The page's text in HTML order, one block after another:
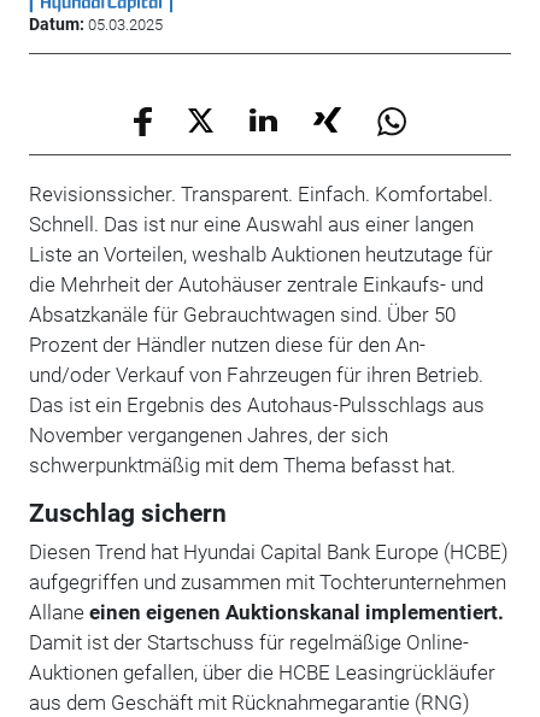
Datum: 05.03.2025
Revisionssicher. Transparent. Einfach. Komfortabel.
Schnell. Das ist nur eine Auswahl aus einer langen
Liste an Vorteilen, weshalb Auktionen heutzutage für
die Mehrheit der Autohäuser zentrale Einkaufs- und
Absatzkanäle für Gebrauchtwagen sind. Über 50
Prozent der Händler nutzen diese für den An-
und/oder Verkauf von Fahrzeugen für ihren Betrieb.
Das ist ein Ergebnis des Autohaus-Pulsschlags aus
November vergangenen Jahres, der sich
schwerpunktmäßig mit dem Thema befasst hat.
Zuschlag sichern
Diesen Trend hat Hyundai Capital Bank Europe (HCBE)
aufgegriffen und zusammen mit Tochterunternehmen
Allane einen eigenen Auktionskanal implementiert.
Damit ist der Startschuss für regelmäßige Online-
Auktionen gefallen, über die HCBE Leasingrückläufer
aus dem Geschäft mit Rücknahmegarantie (RNG)